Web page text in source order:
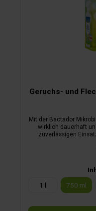
Geruchs- und
Mit der Bactador
wirklich dauerhaft
zuverlässigen
Reinigernangenehmer
1 l
750 ml